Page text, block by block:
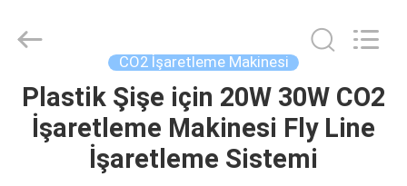
EV
Technology
Reserved.
CO2 İşaretleme Makinesi
Plastik Şişe için 20W 30W CO2
İşaretleme Makinesi Fly Line
İşaretleme Sistemi